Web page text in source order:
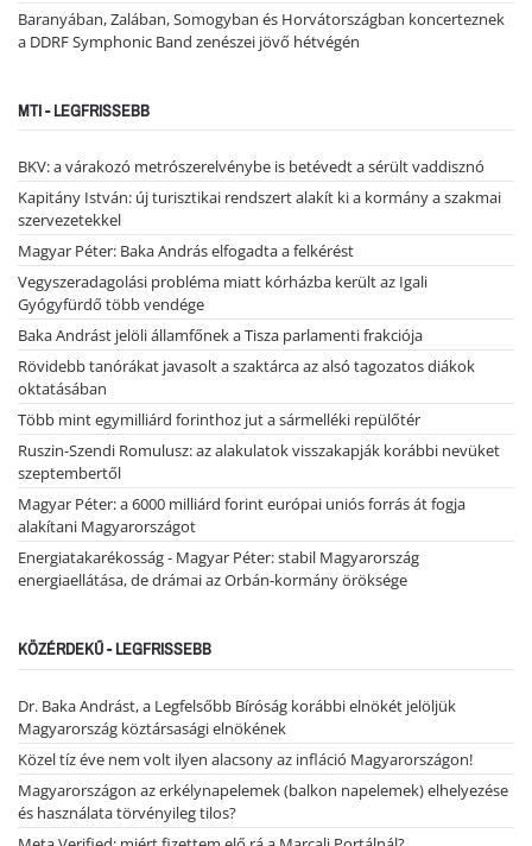
Baranyában, Zalában, Somogyban és Horvátországban koncerteznek
a DDRF Symphonic Band zenészei jövő hétvégén
MTI - LEGFRISSEBB
BKV: a várakozó metrószerelvénybe is betévedt a sérült vaddisznó
Kapitány István: új turisztikai rendszert alakít ki a kormány a szakmai
szervezetekkel
Magyar Péter: Baka András elfogadta a felkérést
Vegyszeradagolási probléma miatt kórházba került az Igali
Gyógyfürdő több vendége
Baka Andrást jelöli államfőnek a Tisza parlamenti frakciója
Rövidebb tanórákat javasolt a szaktárca az alsó tagozatos diákok
oktatásában
Több mint egymilliárd forinthoz jut a sármelléki repülőtér
Ruszin-Szendi Romulusz: az alakulatok visszakapják korábbi nevüket
szeptembertől
Magyar Péter: a 6000 milliárd forint európai uniós forrás át fogja
alakítani Magyarországot
Energiatakarékosság - Magyar Péter: stabil Magyarország
energiaellátása, de drámai az Orbán-kormány öröksége
KÖZÉRDEKŰ - LEGFRISSEBB
Dr. Baka Andrást, a Legfelsőbb Bíróság korábbi elnökét jelöljük
Magyarország köztársasági elnökének
Közel tíz éve nem volt ilyen alacsony az infláció Magyarországon!
Magyarországon az erkélynapelemek (balkon napelemek) elhelyezése
és használata törvényileg tilos?